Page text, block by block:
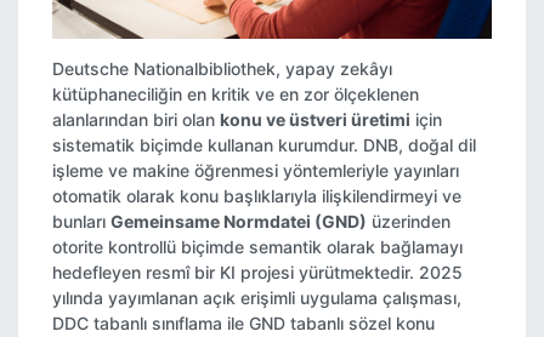
Deutsche Nationalbibliothek, yapay zekâyı
kütüphaneciliğin en kritik ve en zor ölçeklenen
alanlarından biri olan konu ve üstveri üretimi için
sistematik biçimde kullanan kurumdur. DNB, doğal dil
işleme ve makine öğrenmesi yöntemleriyle yayınları
otomatik olarak konu başlıklarıyla ilişkilendirmeyi ve
bunları Gemeinsame Normdatei (GND) üzerinden
otorite kontrollü biçimde semantik olarak bağlamayı
hedefleyen resmî bir KI projesi yürütmektedir. 2025
yılında yayımlanan açık erişimli uygulama çalışması,
DDC tabanlı sınıflama ile GND tabanlı sözel konu